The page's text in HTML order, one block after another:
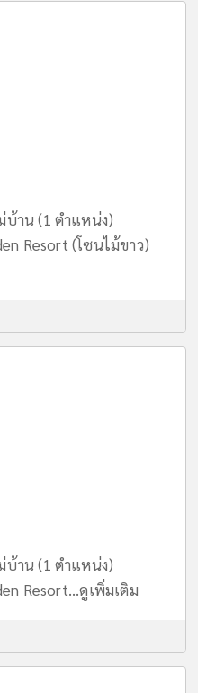
าน (1 ตำแหน่ง)
Resort (โซนไม้ขาว)
าน (1 ตำแหน่ง)
Resort...ดูเพิ่มเติม